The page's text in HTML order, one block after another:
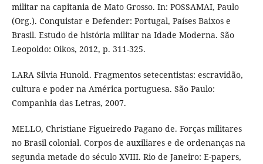
militar na capitania de Mato Grosso. In: POSSAMAI, Paulo
(Org.). Conquistar e Defender: Portugal, Países Baixos e
Brasil. Estudo de história militar na Idade Moderna. São
Leopoldo: Oikos, 2012, p. 311-325.
LARA Silvia Hunold. Fragmentos setecentistas: escravidão,
cultura e poder na América portuguesa. São Paulo:
Companhia das Letras, 2007.
MELLO, Christiane Figueiredo Pagano de. Forças militares
no Brasil colonial. Corpos de auxiliares e de ordenanças na
segunda metade do século XVIII. Rio de Janeiro: E-papers,